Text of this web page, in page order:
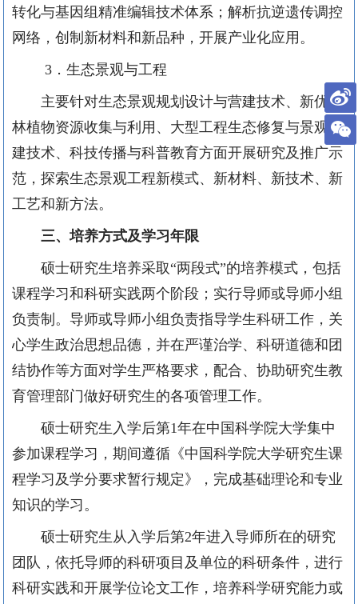
转化与基因组精准编辑技术体系；解析抗逆遗传调控
网络，创制新材料和新品种，开展产业化应用。
3 ．生态景观与工程
主要针对生态景观规划设计与营建技术、新优园
林植物资源收集与利用、大型工程生态修复与景观重
建技术、科技传播与科普教育方面开展研究及推广示
范，探索生态景观工程新模式、新材料、新技术、新
工艺和新方法。
三、培养方式及学习年限
硕士研究生培养采取“两段式”的培养模式，包括
课程学习和科研实践两个阶段；实行导师或导师小组
负责制。导师或导师小组负责指导学生科研工作，关
心学生政治思想品德，并在严谨治学、科研道德和团
结协作等方面对学生严格要求，配合、协助研究生教
育管理部门做好研究生的各项管理工作。
硕士研究生入学后第1年在中国科学院大学集中
参加课程学习，期间遵循《中国科学院大学研究生课
程学习及学分要求暂行规定》，完成基础理论和专业
知识的学习。
硕士研究生从入学后第2年进入导师所在的研究
团队，依托导师的科研项目及单位的科研条件，进行
科研实践和开展学位论文工作，培养科学研究能力或